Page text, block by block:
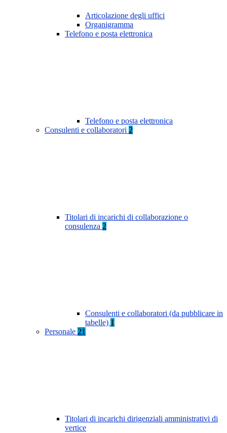
Articolazione degli uffici
Organigramma
Telefono e posta elettronica
Telefono e posta elettronica
Consulenti e collaboratori 2
Titolari di incarichi di collaborazione o
consulenza 2
Consulenti e collaboratori (da pubblicare in
tabelle) 1
Personale 21
Titolari di incarichi dirigenziali amministrativi di
vertice